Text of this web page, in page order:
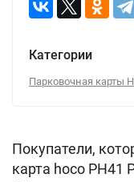
Категории
Парковочная карты
Покупатели,
карта hoco PH41